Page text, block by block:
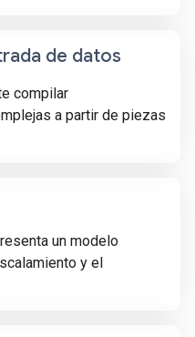
de datos
compilar
a partir de piezas
un modelo
y el